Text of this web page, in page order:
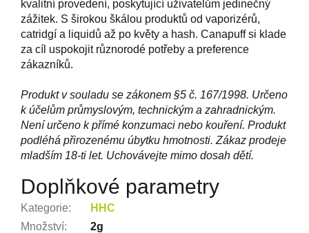
kvalitní provedení, poskytující uživatelům jedinečný
zážitek. S širokou škálou produktů od vaporizérů,
catridgí a liquidů až po květy a hash. Canapuff si klade
za cíl uspokojit různorodé potřeby a preference
zákazníků.
Produkt v souladu se zákonem §5 č. 167/1998. Určeno
k účelům průmyslovým, technickým a zahradnickým.
Není určeno k přímé konzumaci nebo kouření. Produkt
podléhá přirozenému úbytku hmotnosti. Zákaz prodeje
mladším 18-ti let. Uchovávejte mimo dosah dětí.
Doplňkové parametry
Kategorie:
HHC
Množství:
2g